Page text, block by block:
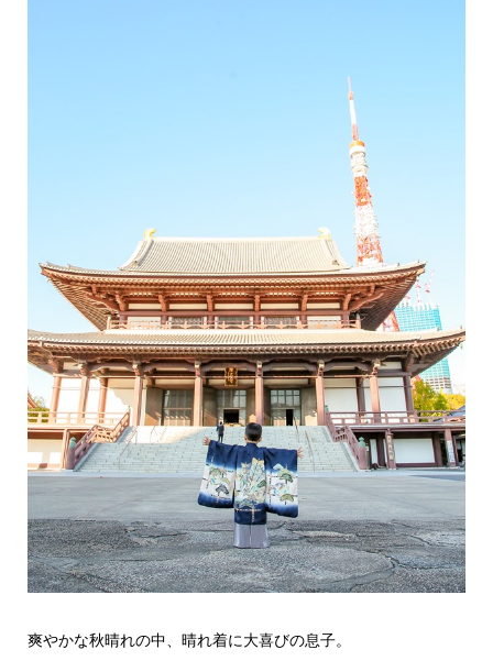
爽やかな秋晴れの中、晴れ着に大喜びの息子。